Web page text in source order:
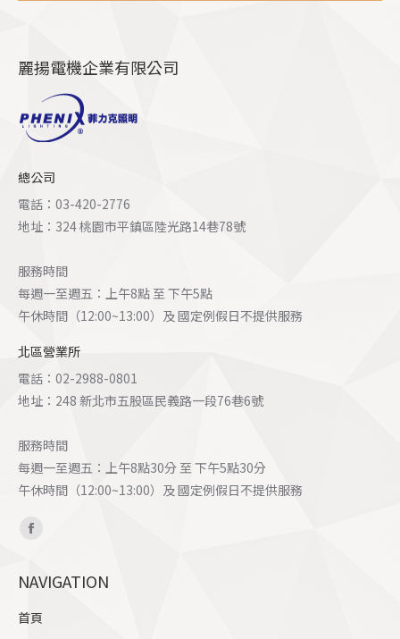
麗揚電機企業有限公司
總公司
電話：03-420-2776
地址：324 桃園市平鎮區陸光路14巷78號
服務時間
每週一至週五：上午8點 至 下午5點
午休時間（12:00~13:00）及 國定例假日不提供服務
北區營業所
電話：02-2988-0801
地址：248 新北市五股區民義路一段76巷6號
服務時間
每週一至週五：上午8點30分 至 下午5點30分
午休時間（12:00~13:00）及 國定例假日不提供服務
Find us on:
Facebook
opens
NAVIGATION
首頁